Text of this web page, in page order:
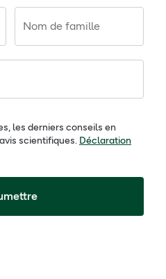
Nom de famille
les derniers conseils en
scientifiques. Déclaration